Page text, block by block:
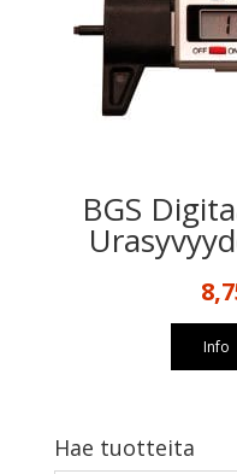
BGS
Info
Hae tuotteita